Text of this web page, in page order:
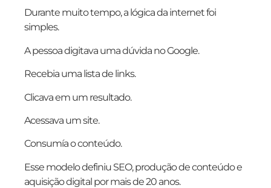
Durante muito tempo, a lógica da internet foi
simples.
A pessoa digitava uma dúvida no Google.
Recebia uma lista de links.
Clicava em um resultado.
Acessava um site.
Consumía o conteúdo.
Esse modelo definiu SEO, produção de conteúdo e
aquisição digital por mais de 20 anos.